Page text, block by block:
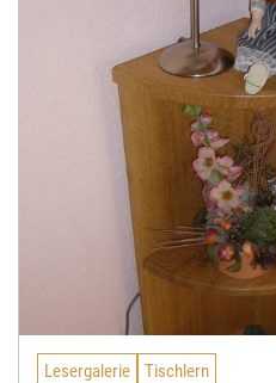
Lesergalerie Tischlern